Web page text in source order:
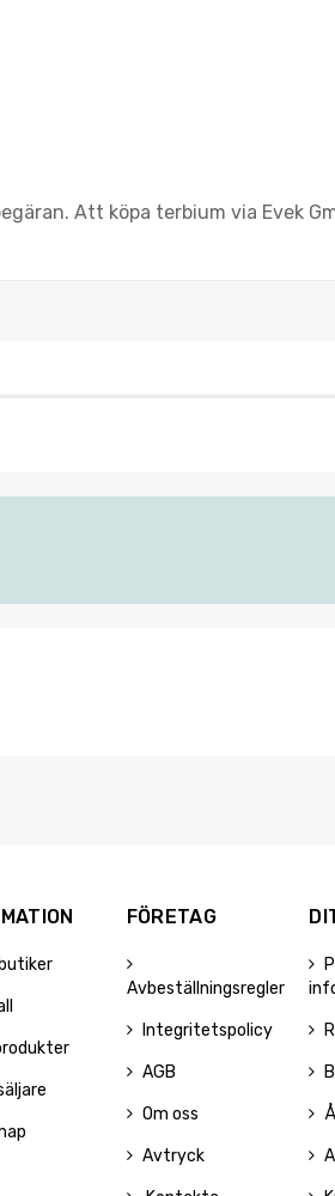
Att köpa terbium via Evek
FÖRETAG
Avbeställningsregler
Integritetspolicy
AGB
Om oss
Avtryck